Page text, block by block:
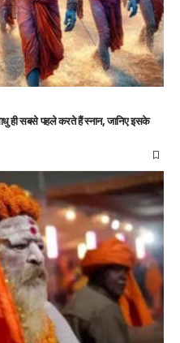
सबसे पहले करते हैं स्नान, जानिए इसके